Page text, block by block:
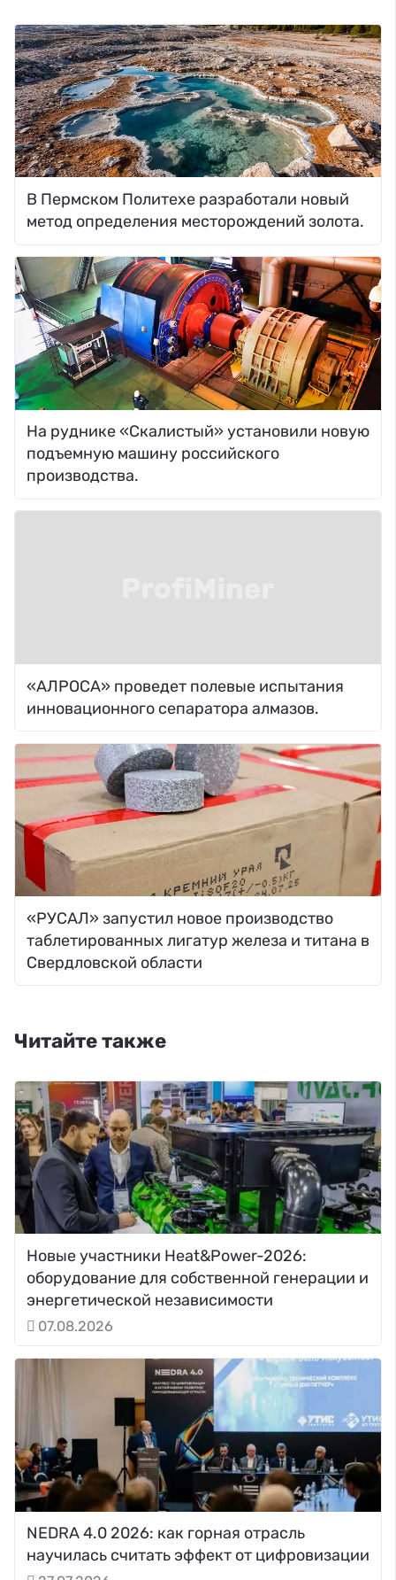
В Пермском Политехе разработали новый
метод определения месторождений золота.
На руднике «Скалистый» установили новую
подъемную машину российского
производства.
«АЛРОСА» проведет полевые испытания
инновационного сепаратора алмазов.
«РУСАЛ» запустил новое производство
таблетированных лигатур железа и титана в
Свердловской области
Читайте также
Новые участники Heat&Power-2026:
оборудование для собственной генерации и
энергетической независимости
07.08.2026
NEDRA 4.0 2026: как горная отрасль
научилась считать эффект от цифровизации